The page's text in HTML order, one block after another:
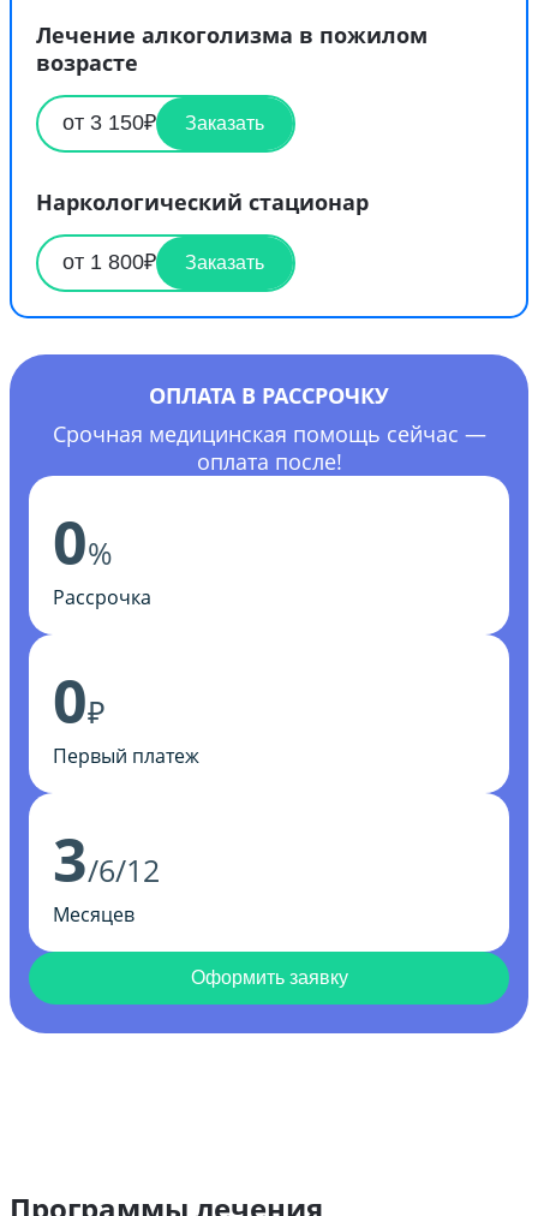
Лечение алкоголизма в пожилом
возрасте
от 3 150₽ Заказать
Наркологический стационар
от 1 800₽ Заказать
ОПЛАТА В РАССРОЧКУ
Срочная медицинская помощь сейчас —
оплата после!
0%
Рассрочка
0₽
Первый платеж
3/6/12
Месяцев
Оформить заявку
Программы лечения